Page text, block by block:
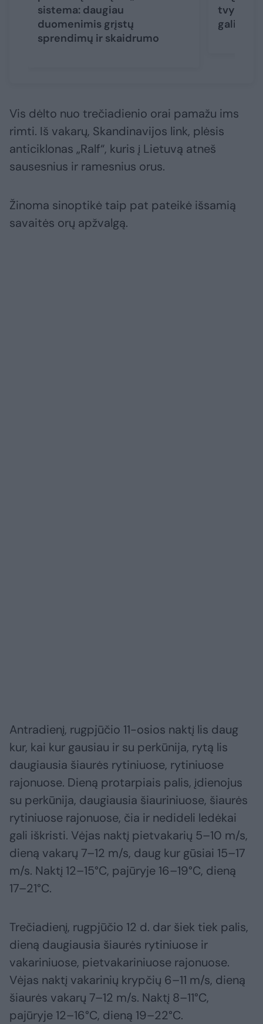
sistema: daugiau
duomenimis grįstų
sprendimų ir skaidrumo
tvyranti
gali būti
Vis dėlto nuo trečiadienio orai pamažu ims
rimti. Iš vakarų, Skandinavijos link, plėsis
anticiklonas „Ralf“, kuris į Lietuvą atneš
sausesnius ir ramesnius orus.
Žinoma sinoptikė taip pat pateikė išsamią
savaitės orų apžvalgą.
Antradienį, rugpjūčio 11-osios naktį lis daug
kur, kai kur gausiau ir su perkūnija, rytą lis
daugiausia šiaurės rytiniuose, rytiniuose
rajonuose. Dieną protarpiais palis, įdienojus
su perkūnija, daugiausia šiauriniuose, šiaurės
rytiniuose rajonuose, čia ir nedideli ledėkai
gali iškristi. Vėjas naktį pietvakarių 5–10 m/s,
dieną vakarų 7–12 m/s, daug kur gūsiai 15–17
m/s. Naktį 12–15°C, pajūryje 16–19°C, dieną
17–21°C.
Trečiadienį, rugpjūčio 12 d. dar šiek tiek palis,
dieną daugiausia šiaurės rytiniuose ir
vakariniuose, pietvakariniuose rajonuose.
Vėjas naktį vakarinių krypčių 6–11 m/s, dieną
šiaurės vakarų 7–12 m/s. Naktį 8–11°C,
pajūryje 12–16°C, dieną 19–22°C.